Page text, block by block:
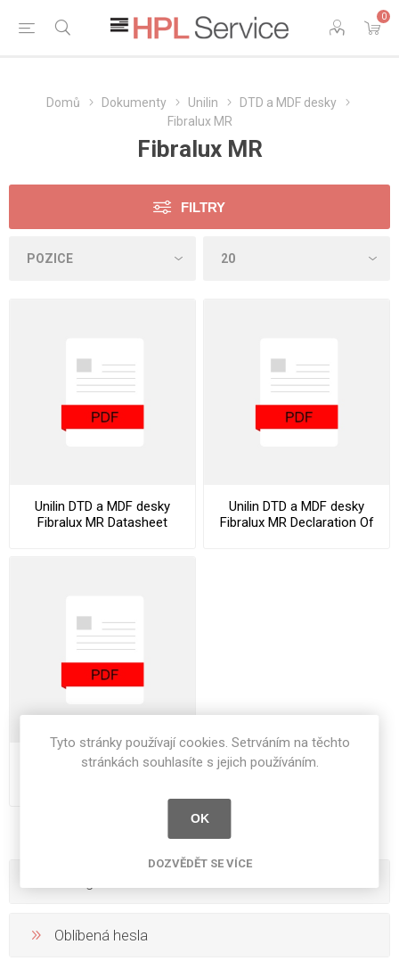
0
Domů Dokumenty Unilin
DTD a MDF desky
Fibralux MR
Fibralux MR
FILTRY
Unilin DTD a MDF desky
Fibralux MR Datasheet
Unilin DTD a MDF desky
Fibralux MR Declaration Of
Unilin DTD a MDF desky
Oblíbená hesla
Tyto stránky používají cookies. Setrváním na těchto
stránkách souhlasíte s jejich používáním.
OK
DOZVĚDĚT SE VÍCE